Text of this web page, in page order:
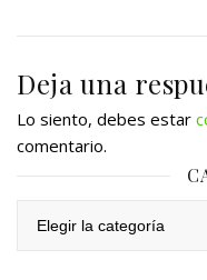
Deja una
Lo siento, debes estar
comentario.